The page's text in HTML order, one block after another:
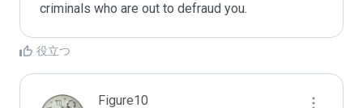
criminals who are out to defraud you.
役立つ
Figure10